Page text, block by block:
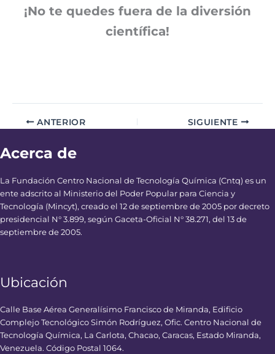
¡No te quedes fuera de la diversión
científica!
ANTERIOR SIGUIENTE
Acerca de
La Fundación Centro Nacional de Tecnología Química (Cntq) es un
ente adscrito al Ministerio del Poder Popular para Ciencia y
Tecnología (Mincyt), creado el 12 de septiembre de 2005 por decreto
presidencial N° 3.899, según Gaceta-Oficial N° 38.271, del 13 de
septiembre de 2005.
Ubicación
Calle Base Aérea Generalísimo Francisco de Miranda, Edificio
Complejo Tecnológico Simón Rodríguez, Ofic. Centro Nacional de
Tecnología Química, La Carlota, Chacao, Caracas, Estado Miranda,
Venezuela. Código Postal 1064.